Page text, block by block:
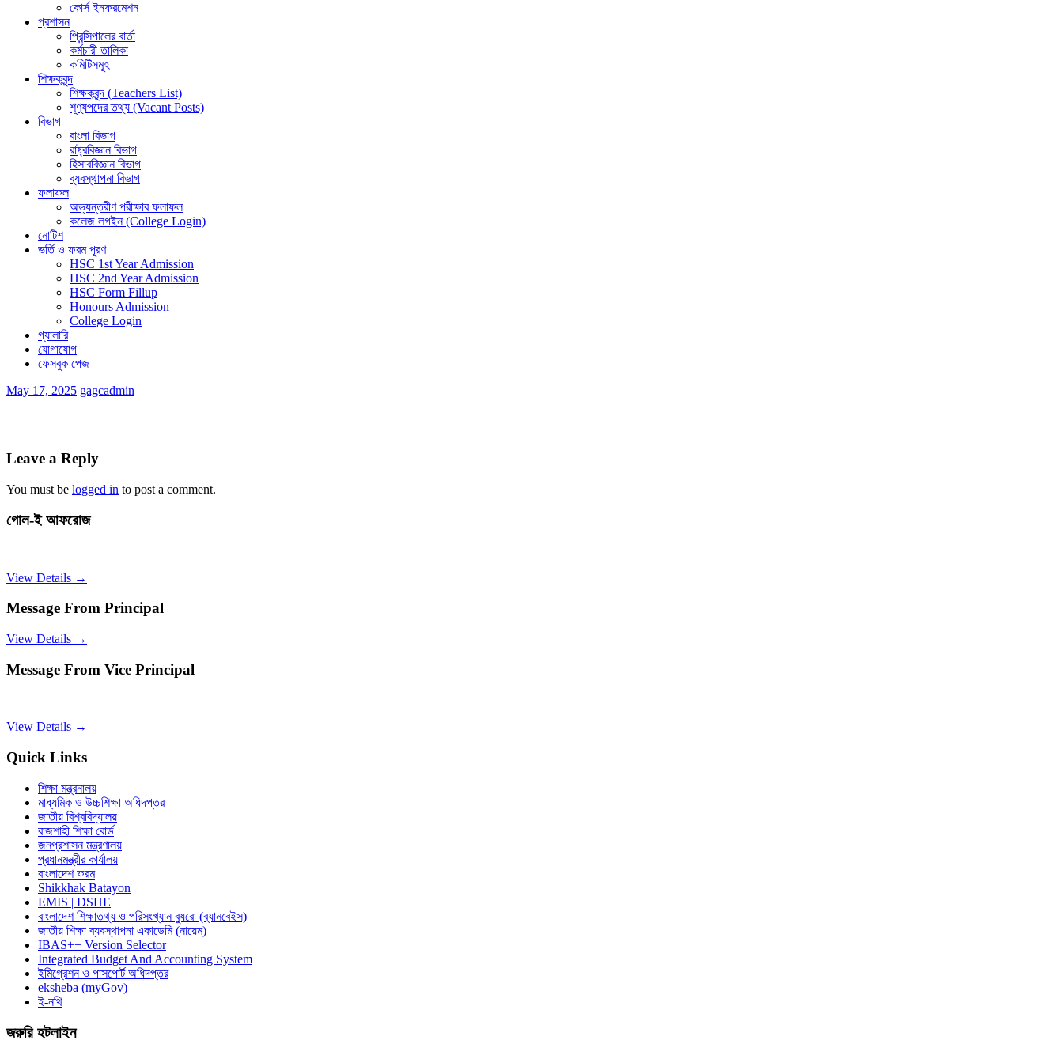
কোর্স ইনফরমেশন
প্রশাসন
প্রিন্সিপালের বার্তা
কর্মচারী তালিকা
কমিটিসমূহ
শিক্ষকবৃন্দ
শিক্ষকবৃন্দ (Teachers List)
শূণ্যপদের তথ্য (Vacant Posts)
বিভাগ
বাংলা বিভাগ
রাষ্ট্রবিজ্ঞান বিভাগ
হিসাববিজ্ঞান বিভাগ
ব্যবস্থাপনা বিভাগ
ফলাফল
অভ্যন্তরীণ পরীক্ষার ফলাফল
কলেজ লগইন (College Login)
নোটিশ
ভর্তি ও ফরম পূরণ
HSC 1st Year Admission
HSC 2nd Year Admission
HSC Form Fillup
Honours Admission
College Login
গ্যালারি
যোগাযোগ
ফেসবুক পেজ
May 17, 2025 gagcadmin
Leave a Reply
You must be logged in to post a comment.
গোল-ই আফরোজ
View Details →
Message From Principal
View Details →
Message From Vice Principal
View Details →
Quick Links
শিক্ষা মন্ত্রনালয়
মাধ্যমিক ও উচ্চশিক্ষা অধিদপ্তর
জাতীয় বিশ্ববিদ্যালয়
রাজশাহী শিক্ষা বোর্ড
জনপ্রশাসন মন্ত্রণালয়
প্রধানমন্ত্রীর কার্যালয়
বাংলাদেশ ফরম
Shikkhak Batayon
EMIS | DSHE
বাংলাদেশ শিক্ষাতথ্য ও পরিসংখ্যান ব্যুরো (ব্যানবেইস)
জাতীয় শিক্ষা ব্যবস্থাপনা একাডেমি (নায়েম)
IBAS++ Version Selector
Integrated Budget And Accounting System
ইমিগ্রেশন ও পাসপোর্ট অধিদপ্তর
eksheba (myGov)
ই-নথি
জরুরি হটলাইন